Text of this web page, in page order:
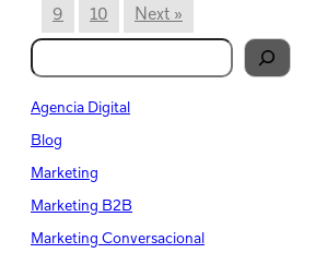
9
10
Next »
B
u
s
c
r
Agencia Digital
Blog
Marketing
Marketing B2B
Marketing Conversacional